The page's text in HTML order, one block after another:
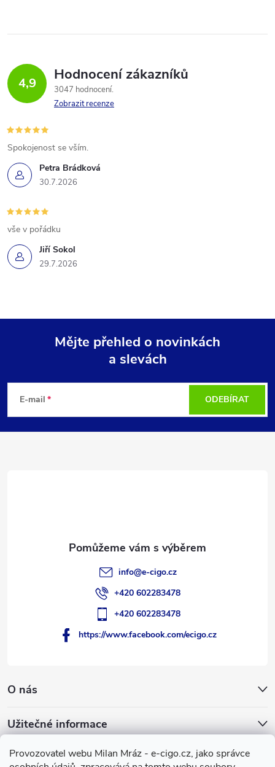
Provozovatel webu Milan Mráz - e-cigo.cz, jako správce
4,9 Hodnocení zákazníků
3047 hodnocení
Zobrazit recenze
Petra Brádková
30.7.2026
Spokojenost se vším.
Jiří Sokol
29.7.2026
vše v pořádku
p
Mějte přehled o novinkách
a slevách
E-mail ODEBÍRAT
O nás
Užitečné informace
Facebook
info@e-cigo.cz
+420 602283478
+420 602283478
https://www.facebook.com/ecigo.cz